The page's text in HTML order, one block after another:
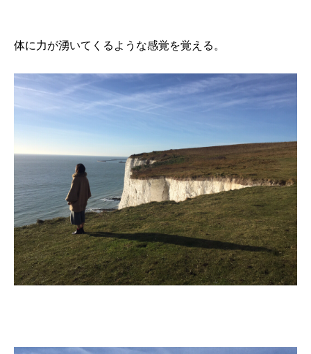
体に力が湧いてくるような感覚を覚える。